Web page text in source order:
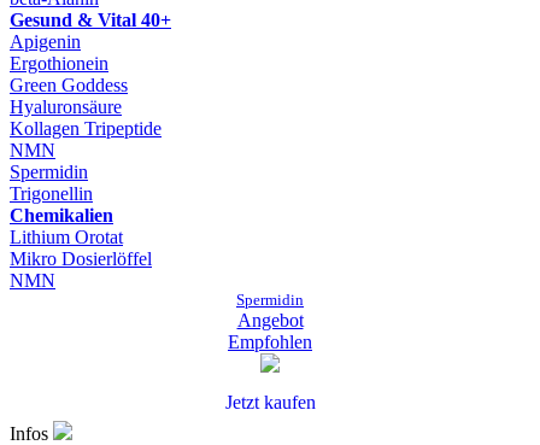
Gesund & Vital 40+
Apigenin
Ergothionein
Green Goddess
Hyaluronsäure
Kollagen Tripeptide
NMN
Spermidin
Trigonellin
Chemikalien
Lithium Orotat
Mikro Dosierlöffel
NMN
Spermidin
Angebot
Empfohlen
Jetzt kaufen
Infos